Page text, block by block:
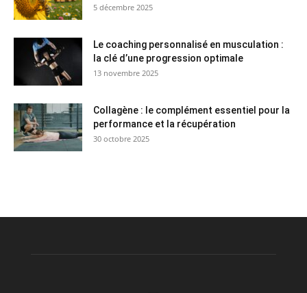
5 décembre 2025
Le coaching personnalisé en musculation :
la clé d’une progression optimale
13 novembre 2025
Collagène : le complément essentiel pour la
performance et la récupération
30 octobre 2025